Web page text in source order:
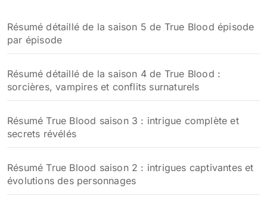
Résumé détaillé de la saison 5 de True Blood épisode
par épisode
Résumé détaillé de la saison 4 de True Blood :
sorcières, vampires et conflits surnaturels
Résumé True Blood saison 3 : intrigue complète et
secrets révélés
Résumé True Blood saison 2 : intrigues captivantes et
évolutions des personnages